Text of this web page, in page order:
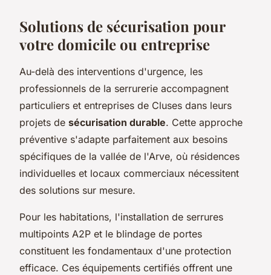
Solutions de sécurisation pour
votre domicile ou entreprise
Au-delà des interventions d'urgence, les
professionnels de la serrurerie accompagnent
particuliers et entreprises de Cluses dans leurs
projets de sécurisation durable. Cette approche
préventive s'adapte parfaitement aux besoins
spécifiques de la vallée de l'Arve, où résidences
individuelles et locaux commerciaux nécessitent
des solutions sur mesure.
Pour les habitations, l'installation de serrures
multipoints A2P et le blindage de portes
constituent les fondamentaux d'une protection
efficace. Ces équipements certifiés offrent une